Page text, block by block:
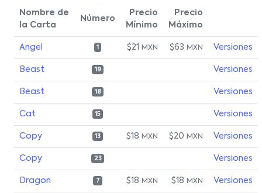
Nombre de
la Carta
Número
Precio
Mínimo
Precio
Máximo
Angel 1 $21 MXN $63 MXN Versiones
Beast 19 Versiones
Beast 18 Versiones
Cat 15 Versiones
Copy 13 $18 MXN $20 MXN Versiones
Copy 23 Versiones
Dragon 7 $18 MXN $18 MXN Versiones